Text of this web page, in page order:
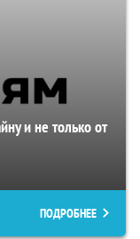
и не только от
ПОДРОБНЕЕ